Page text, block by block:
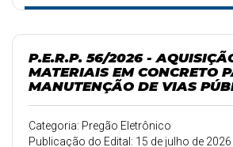
P.E.R.P. 56/2026 -
MATERIAIS EM CONCRETO
MANUTENÇÃO DE VIAS
Categoria: Pregão Eletrônico
Publicação do Edital: 15 de julho de 2026